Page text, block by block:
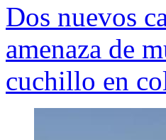
Dos nuevos
amenaza de
cuchillo en